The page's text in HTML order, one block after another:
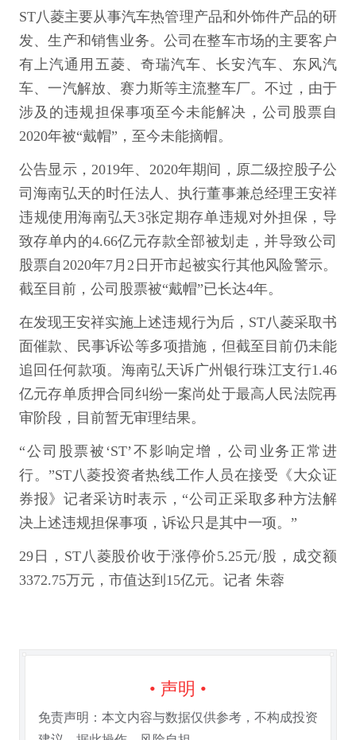
ST八菱主要从事汽车热管理产品和外饰件产品的研
发、生产和销售业务。公司在整车市场的主要客户
有上汽通用五菱、奇瑞汽车、长安汽车、东风汽
车、一汽解放、赛力斯等主流整车厂。不过，由于
涉及的违规担保事项至今未能解决，公司股票自
2020年被“戴帽”，至今未能摘帽。
公告显示，2019年、2020年期间，原二级控股子公
司海南弘天的时任法人、执行董事兼总经理王安祥
违规使用海南弘天3张定期存单违规对外担保，导
致存单内的4.66亿元存款全部被划走，并导致公司
股票自2020年7月2日开市起被实行其他风险警示。
截至目前，公司股票被“戴帽”已长达4年。
在发现王安祥实施上述违规行为后，ST八菱采取书
面催款、民事诉讼等多项措施，但截至目前仍未能
追回任何款项。海南弘天诉广州银行珠江支行1.46
亿元存单质押合同纠纷一案尚处于最高人民法院再
审阶段，目前暂无审理结果。
“公司股票被‘ST’不影响定增，公司业务正常进
行。”ST八菱投资者热线工作人员在接受《大众证
券报》记者采访时表示，“公司正采取多种方法解
决上述违规担保事项，诉讼只是其中一项。”
29日，ST八菱股价收于涨停价5.25元/股，成交额
3372.75万元，市值达到15亿元。记者 朱蓉
• 声明 •
免责声明：本文内容与数据仅供参考，不构成投资